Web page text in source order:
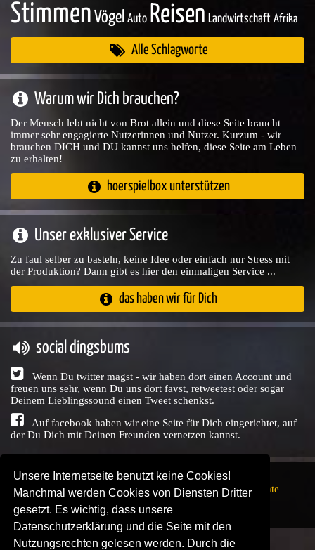
Unsere Internetseite benutzt keine Cookies!
Manchmal werden Cookies von Diensten Dritter
gesetzt. Es wichtig, dass unsere
Datenschutzerklärung und die Seite mit den
Nutzungsrechten gelesen werden. Durch die
Stimmen Vögel Auto Reisen Landwirtschaft Afrika
Alle Schlagworte
Warum wir Dich brauchen?
Der Mensch lebt nicht von Brot allein und diese Seite braucht
immer sehr engagierte Nutzerinnen und Nutzer. Kurzum - wir
brauchen DICH und DU kannst uns helfen, diese Seite am Leben
zu erhalten!
hoerspielbox unterstützen
Unser exklusiver Service
Zu faul selber zu basteln, keine Idee oder einfach nur Stress mit
der Produktion? Dann gibt es hier den einmaligen Service ...
das haben wir für Dich
social dingsbums
Wenn Du twitter magst - wir haben dort einen Account und
freuen uns sehr, wenn Du uns dort favst, retweetest oder sogar
Deinem Lieblingssound einen Tweet schenkst.
Auf facebook haben wir eine Seite für Dich eingerichtet, auf
der Du Dich mit Deinen Freunden vernetzen kannst.
Copyright © Audio Union GbR, 1999 - 2026,Nutzungsrechte
SENDEPLATZ ↗